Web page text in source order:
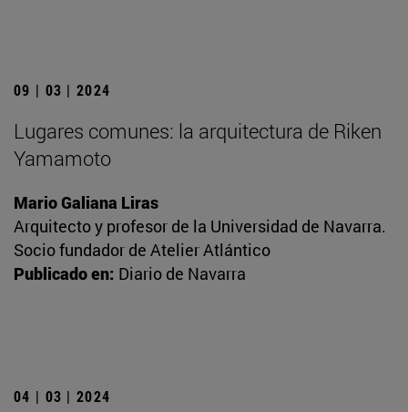
09 | 03 | 2024
Lugares comunes: la arquitectura de Riken
Yamamoto
Mario Galiana Liras
Arquitecto y profesor de la Universidad de Navarra.
Socio fundador de Atelier Atlántico
Publicado en: Diario de Navarra
04 | 03 | 2024